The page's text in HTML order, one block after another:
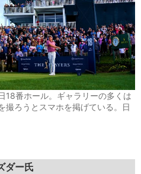
18番ホール。ギャラリーの多くは
撮ろうとスマホを掲げている。日
ダー氏